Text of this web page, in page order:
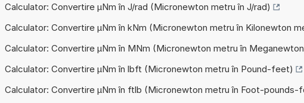
Calculator: Convertire µNm în J/rad (Micronewton metru în J/rad)
Calculator: Convertire µNm în kNm (Micronewton metru în Kilonewton
Calculator: Convertire µNm în MNm (Micronewton metru în
Calculator: Convertire µNm în lbft (Micronewton metru în Pound-feet)
Calculator: Convertire µNm în ftlb (Micronewton metru în Foot-pounds-